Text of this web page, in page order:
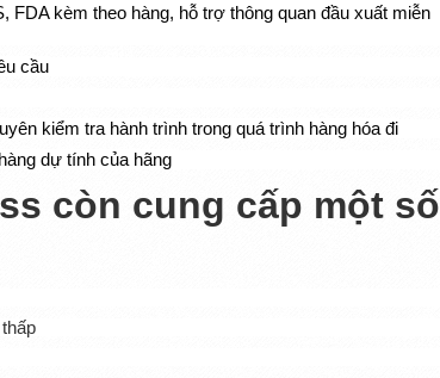
FDA kèm theo hàng, hỗtrợthông quan đầu xuất miễn
cầu
kiểm tra hành trình trong quá trình hàng hóa đi
dựtính của hãng
còn cung cấp một số